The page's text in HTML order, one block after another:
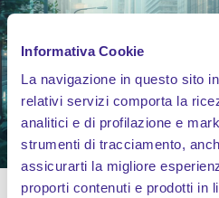
Informativa Cookie
La navigazione in questo sito
relativi servizi comporta la
analitici e di profilazione e
strumenti di tracciamento,
assicurarti la migliore
proporti contenuti e prodotti in